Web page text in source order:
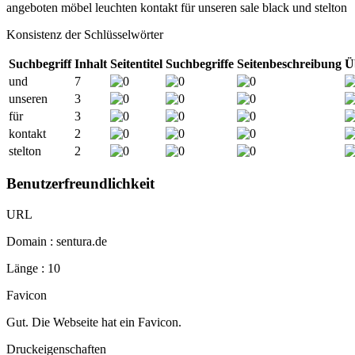
angeboten möbel leuchten kontakt für unseren sale black und stelton
Konsistenz der Schlüsselwörter
Suchbegriff Inhalt Seitentitel Suchbegriffe Seitenbeschreibung
und
7
unseren
3
für
3
kontakt
2
stelton
2
Benutzerfreundlichkeit
URL
Domain : sentura.de
Länge : 10
Favicon
Gut. Die Webseite hat ein Favicon.
Druckeigenschaften